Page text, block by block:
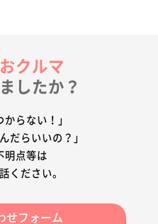
クルマ
したか？
からない！」
だらいいの？」
明点等は
ください。
せフォーム